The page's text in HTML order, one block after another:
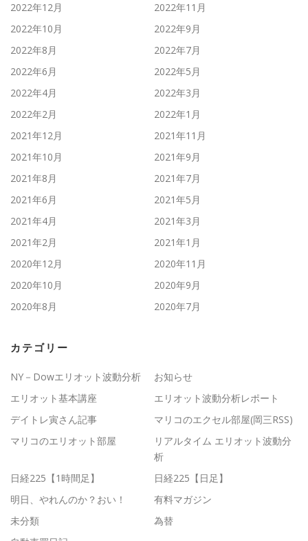
2022年12月
2022年11月
2022年10月
2022年9月
2022年8月
2022年7月
2022年6月
2022年5月
2022年4月
2022年3月
2022年2月
2022年1月
2021年12月
2021年11月
2021年10月
2021年9月
2021年8月
2021年7月
2021年6月
2021年5月
2021年4月
2021年3月
2021年2月
2021年1月
2020年12月
2020年11月
2020年10月
2020年9月
2020年8月
2020年7月
カテゴリー
NY－Dowエリオット波動分析
お知らせ
エリオット基本講座
エリオット波動分析レポート
デイトレ寅さん記事
マリコのエクセル部屋(岡三RSS)
マリコのエリオット部屋
リアルタイム エリオット波動分
析
日経225【1時間足】
日経225【日足】
明日、やれんのか？おい！
有料マガジン
未分類
為替